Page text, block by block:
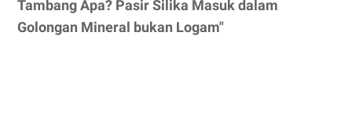
Tambang Apa? Pasir Silika Masuk dalam
Golongan Mineral bukan Logam"